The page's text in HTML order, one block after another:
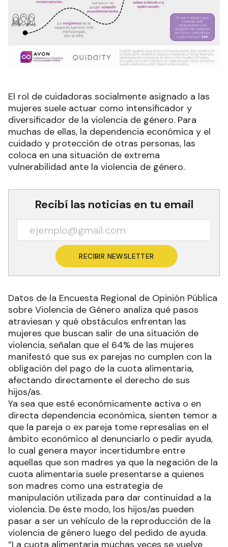
El rol de cuidadoras socialmente asignado a las
mujeres suele actuar como intensificador y
diversificador de la violencia de género. Para
muchas de ellas, la dependencia económica y el
cuidado y protección de otras personas, las
coloca en una situación de extrema
vulnerabilidad ante la violencia de género.
Recibí las noticias en tu email
RECIBIR NEWSLETTER
Datos de la Encuesta Regional de Opinión Pública
sobre Violencia de Género analiza qué pasos
atraviesan y qué obstáculos enfrentan las
mujeres que buscan salir de una situación de
violencia, señalan que el 64% de las mujeres
manifestó que sus ex parejas no cumplen con la
obligación del pago de la cuota alimentaria,
afectando directamente el derecho de sus
hijos/as.
Ya sea que esté económicamente activa o en
directa dependencia económica, sienten temor a
que la pareja o ex pareja tome represalias en el
ámbito económico al denunciarlo o pedir ayuda,
lo cual genera mayor incertidumbre entre
aquellas que son madres ya que la negación de la
cuota alimentaria suele presentarse a quienes
son madres como una estrategia de
manipulación utilizada para dar continuidad a la
violencia. De éste modo, los hijos/as pueden
pasar a ser un vehículo de la reproducción de la
violencia de género luego del pedido de ayuda.